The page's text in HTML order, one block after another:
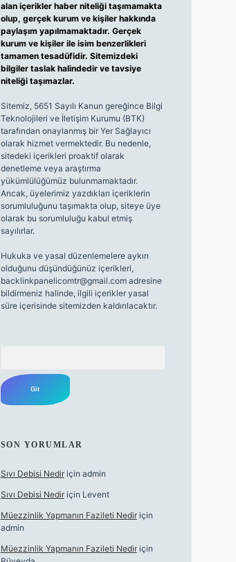
alan içerikler haber niteliği taşımamakta
olup, gerçek kurum ve kişiler hakkında
paylaşım yapılmamaktadır. Gerçek
kurum ve kişiler ile isim benzerlikleri
tamamen tesadüfidir. Sitemizdeki
bilgiler taslak halindedir ve tavsiye
niteliği taşımazlar.
Sitemiz, 5651 Sayılı Kanun gereğince Bilgi
Teknolojileri ve İletişim Kurumu (BTK)
tarafından onaylanmış bir Yer Sağlayıcı
olarak hizmet vermektedir. Bu nedenle,
sitedeki içerikleri proaktif olarak
denetleme veya araştırma
yükümlülüğümüz bulunmamaktadır.
Ancak, üyelerimiz yazdıkları içeriklerin
sorumluluğunu taşımakta olup, siteye üye
olarak bu sorumluluğu kabul etmiş
sayılırlar.
Hukuka ve yasal düzenlemelere aykırı
olduğunu düşündüğünüz içerikleri,
backlinkpanelicomtr@gmail.comadresine
bildirmeniz halinde, ilgili içerikler yasal
süre içerisinde sitemizden kaldırılacaktır.
SON YORUMLAR
Sıvı Debisi Nediriçin admin
Sıvı Debisi Nediriçin Levent
Müezzinlik Yapmanın Fazileti Nediriçin
admin
Müezzinlik Yapmanın Fazileti Nediriçin